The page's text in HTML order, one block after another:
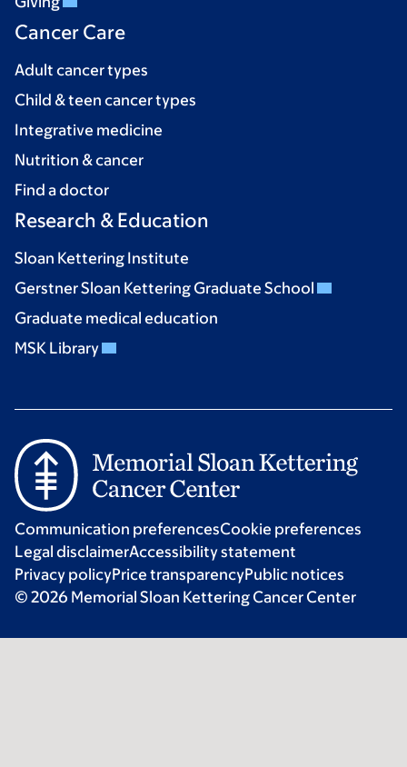
Cancer Care
Adult cancer types
Child & teen cancer types
Integrative medicine
Nutrition & cancer
Find a doctor
Research & Education
Sloan Kettering Institute
Gerstner Sloan Kettering Graduate School
Graduate medical education
MSK Library
Communication preferencesCookie preferences
Legal disclaimerAccessibility statement
Privacy policyPrice transparencyPublic notices
© 2026 Memorial Sloan Kettering Cancer Center